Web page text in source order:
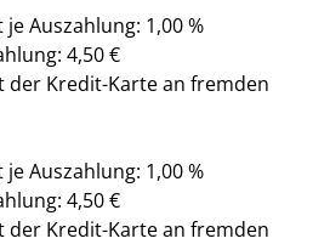
Auszahlung: 1,00 %
4,50 €
der Kredit-Karte an fremden
Auszahlung: 1,00 %
4,50 €
der Kredit-Karte an fremden